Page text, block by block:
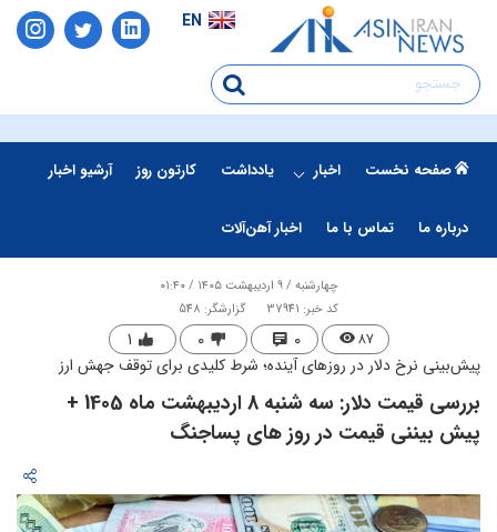
EN
صفحه نخست اخبار یادداشت کارتون روز آرشیو اخبار
درباره ما تماس با ما اخبار آهن‌آلات
چهارشنبه / ۹ اردیبهشت ۱۴۰۵ / ۰۱:۴۰
کد خبر: 37941
گزارشگر: 548
۸۷ ۰ ۰ ۱
پیش‌بینی نرخ دلار در روزهای آینده؛ شرط کلیدی برای توقف جهش ارز
بررسی قیمت دلار: سه شنبه 8 اردیبهشت ماه 1405 +
پیش بیننی قیمت در روز های پساجنگ